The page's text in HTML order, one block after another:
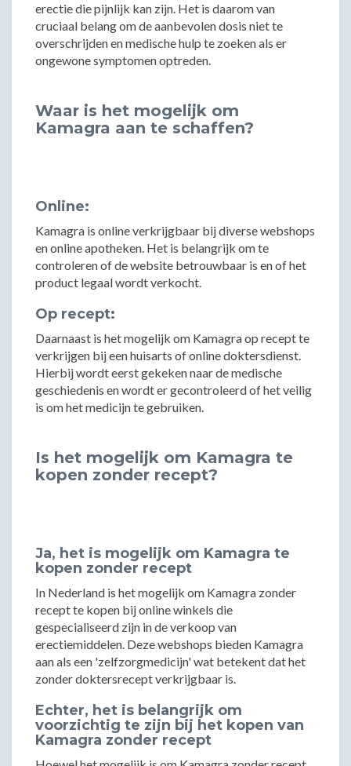
erectie die pijnlijk kan zijn. Het is daarom van
cruciaal belang om de aanbevolen dosis niet te
overschrijden en medische hulp te zoeken als er
ongewone symptomen optreden.
Waar is het mogelijk om
Kamagra aan te schaffen?
Online:
Kamagra is online verkrijgbaar bij diverse webshops
en online apotheken. Het is belangrijk om te
controleren of de website betrouwbaar is en of het
product legaal wordt verkocht.
Op recept:
Daarnaast is het mogelijk om Kamagra op recept te
verkrijgen bij een huisarts of online doktersdienst.
Hierbij wordt eerst gekeken naar de medische
geschiedenis en wordt er gecontroleerd of het veilig
is om het medicijn te gebruiken.
Is het mogelijk om Kamagra te
kopen zonder recept?
Ja, het is mogelijk om Kamagra te
kopen zonder recept
In Nederland is het mogelijk om Kamagra zonder
recept te kopen bij online winkels die
gespecialiseerd zijn in de verkoop van
erectiemiddelen. Deze webshops bieden Kamagra
aan als een 'zelfzorgmedicijn' wat betekent dat het
zonder doktersrecept verkrijgbaar is.
Echter, het is belangrijk om
voorzichtig te zijn bij het kopen van
Kamagra zonder recept